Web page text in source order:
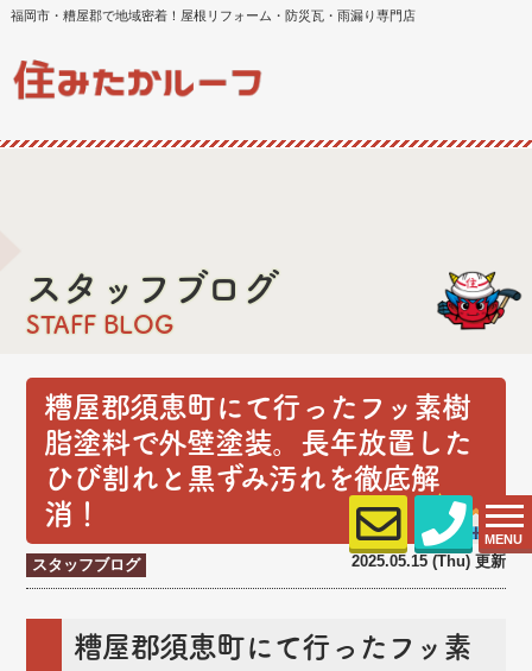
福岡市・糟屋郡で地域密着！屋根リフォーム・防災瓦・雨漏り専門店
MENU
スタッフブログ
STAFF BLOG
糟屋郡須恵町にて行ったフッ素樹
脂塗料で外壁塗装。長年放置した
ひび割れと黒ずみ汚れを徹底解
消！
スタッフブログ 2025.05.15 (Thu) 更新
糟屋郡須恵町にて行ったフッ素